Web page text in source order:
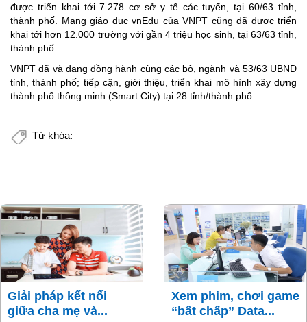
được triển khai tới 7.278 cơ sở y tế các tuyến, tại 60/63 tỉnh,
thành phố. Mạng giáo dục vnEdu của VNPT cũng đã được triển
khai tới hơn 12.000 trường với gần 4 triệu học sinh, tại 63/63 tỉnh,
thành phố.
VNPT đã và đang đồng hành cùng các bộ, ngành và 53/63 UBND
tỉnh, thành phố; tiếp cận, giới thiệu, triển khai mô hình xây dựng
thành phố thông minh (Smart City) tại 28 tỉnh/thành phố.
Từ khóa:
Giải pháp kết nối
giữa cha mẹ và...
Xem phim, chơi game
“bất chấp” Data...